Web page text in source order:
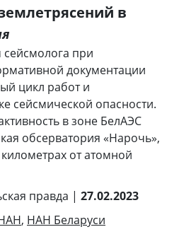
в
сейсмолога при
документации
цикл работ и
сейсмической опасности.
в зоне БелАЭС
обсерватория «Нарочь»,
от атомной
правда | 27.02.2023
, НАН Беларуси